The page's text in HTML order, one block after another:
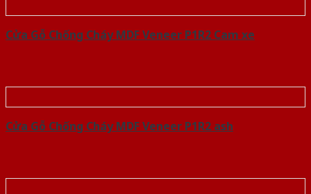
Cửa Gỗ Chống Cháy MDF Veneer P1R2 Cam xe
Cửa Gỗ Chống Cháy MDF Veneer P1R2 ash